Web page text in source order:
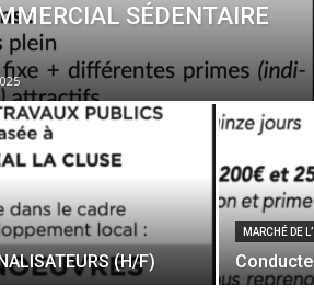
SÉDENTAIRE
(H/F)
MARCHÉ DE